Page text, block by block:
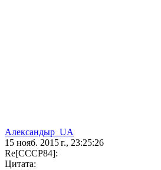
Александыр_UA
15 нояб. 2015 г., 23:25:26
Re[CCCP84]:
Цитата: